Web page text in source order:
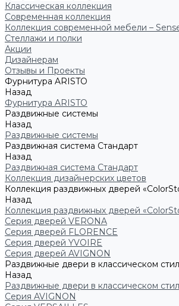
Классическая коллекция
Современная коллекция
Коллекция современной мебели –
Стеллажи и полки
Акции
Дизайнерам
Отзывы и Проекты
Фурнитура ARISTO
Назад
Фурнитура ARISTO
Раздвижные системы
Назад
Раздвижные системы
Раздвижная система Стандарт
Назад
Раздвижная система Стандарт
Коллекция дизайнерских цветов
Коллекция раздвижных дверей
Назад
Коллекция раздвижных дверей
Серия дверей VERONA
Серия дверей FLORENCE
Серия дверей YVOIRE
Серия дверей AVIGNON
Раздвижные двери в классическом
Назад
Раздвижные двери в классическом
Серия AVIGNON